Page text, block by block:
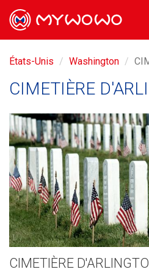
États-Unis Washington
CIMETIÈRE
CIMETIÈRE